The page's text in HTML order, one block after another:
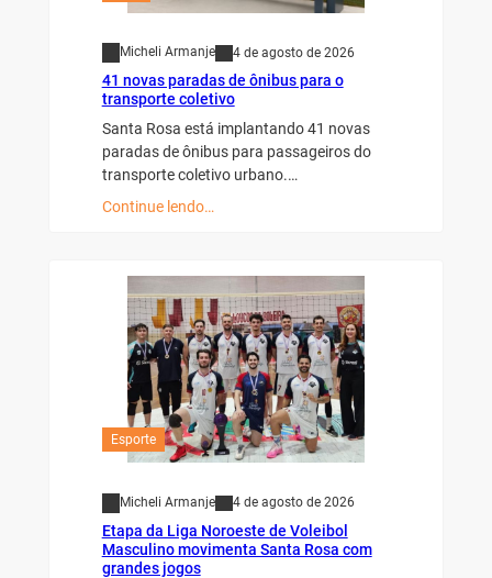
Micheli Armanje 4 de agosto de 2026
41 novas paradas de ônibus para o
transporte coletivo
Santa Rosa está implantando 41 novas
paradas de ônibus para passageiros do
transporte coletivo urbano.…
Continue lendo…
Esporte
Micheli Armanje 4 de agosto de 2026
Etapa da Liga Noroeste de Voleibol
Masculino movimenta Santa Rosa com
grandes jogos